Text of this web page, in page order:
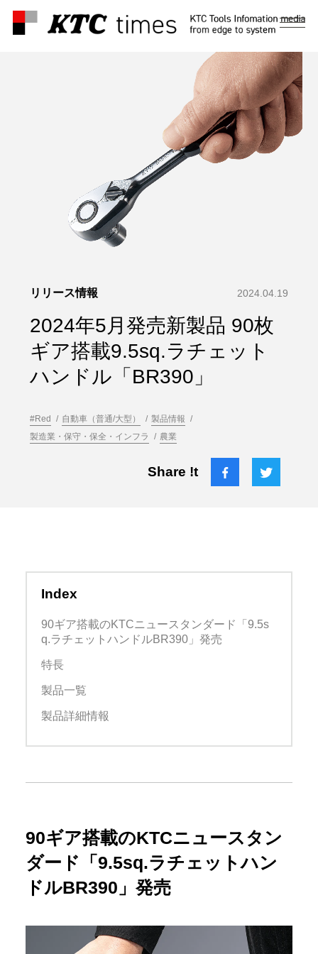
メ
ュ
ー
リリース情報 2024.04.19
2024年5月発売新製品 90枚
ギア搭載9.5sq.ラチェット
ハンドル「BR390」
#Red 自動車（普通/大型）
製品情報
製造業・保守・保全・インフラ
農業
Share !t
Index
90ギア搭載のKTCニュースタンダード「9.5s
q.ラチェットハンドルBR390」発売
特長
製品一覧
製品詳細情報
90ギア搭載のKTCニュースタン
ダード「9.5sq.ラチェットハン
ドルBR390」発売